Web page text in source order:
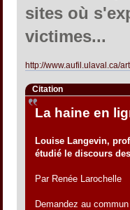
sites où
victimes...
http://www.aufil.ulaval.ca/
Citation
La haine en
Louise Langevin,
étudié le discours
Par Renée Larochelle
Demandez au